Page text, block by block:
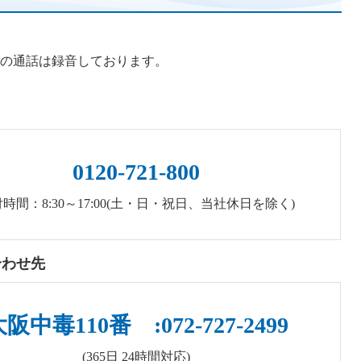
通話は録音しております。
0120-721-800
時間：8:30～17:00(土・日・祝日、当社休日を除く)
せ先
阪中毒110番 :072-727-2499
(365日 24時間対応)